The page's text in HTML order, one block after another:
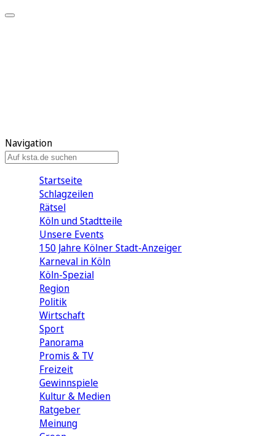
Navigation
Startseite
Schlagzeilen
Rätsel
Köln und Stadtteile
Unsere Events
150 Jahre Kölner Stadt-Anzeiger
Karneval in Köln
Köln-Spezial
Region
Politik
Wirtschaft
Sport
Panorama
Promis & TV
Freizeit
Gewinnspiele
Kultur & Medien
Ratgeber
Meinung